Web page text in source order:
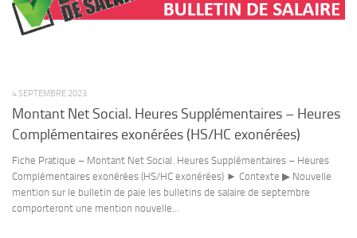
4 SEPTEMBRE 2023
Montant Net Social. Heures Supplémentaires – Heures
Complémentaires exonérées (HS/HC exonérées)
Fiche Pratique – Montant Net Social. Heures Supplémentaires – Heures
Complémentaires exonérées (HS/HC exonérées) ► Contexte ▶ Nouvelle
mention sur le bulletin de paie les bulletins de salaire de septembre
comporteront une mention nouvelle...